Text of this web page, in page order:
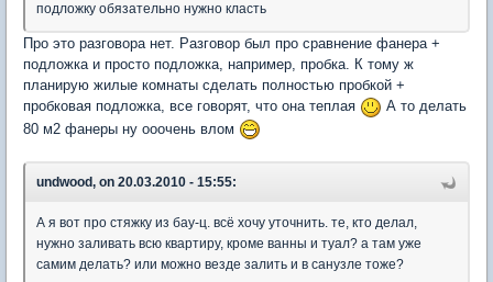
подложку обязательно нужно класть
Про это разговора нет. Разговор был про сравнение фанера +
подложка и просто подложка, например, пробка. К тому ж
планирую жилые комнаты сделать полностью пробкой +
пробковая подложка, все говорят, что она теплая
А то делать
80 м2 фанеры ну ооочень влом
undwood, on 20.03.2010 - 15:55:
А я вот про стяжку из бау-ц. всё хочу уточнить. те, кто делал,
нужно заливать всю квартиру, кроме ванны и туал? а там уже
самим делать? или можно везде залить и в санузле тоже?